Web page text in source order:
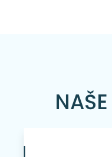
NAŠE